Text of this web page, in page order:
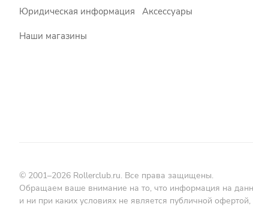
Юридическая информация
Наши магазины
Аксессуары
© 2001–2026 Rollerclub.ru. Все права защищены.
Обращаем ваше внимание на то, что информация на
и ни при каких условиях не является публичной